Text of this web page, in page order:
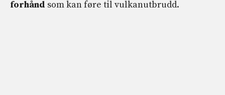
forhånd som kan føre til vulkanutbrudd.